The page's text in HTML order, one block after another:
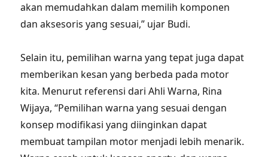
akan memudahkan dalam memilih komponen
dan aksesoris yang sesuai,” ujar Budi.
Selain itu, pemilihan warna yang tepat juga dapat
memberikan kesan yang berbeda pada motor
kita. Menurut referensi dari Ahli Warna, Rina
Wijaya, “Pemilihan warna yang sesuai dengan
konsep modifikasi yang diinginkan dapat
membuat tampilan motor menjadi lebih menarik.